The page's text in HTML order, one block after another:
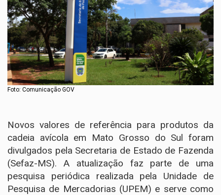
Foto: Comunicação GOV
Novos valores de referência para produtos da
cadeia avícola em Mato Grosso do Sul foram
divulgados pela Secretaria de Estado de Fazenda
(Sefaz-MS). A atualização faz parte de uma
pesquisa periódica realizada pela Unidade de
Pesquisa de Mercadorias (UPEM) e serve como